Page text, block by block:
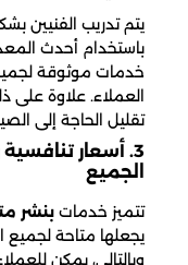
يتم تدريب الفنيين
باستخدام أحدث
خدمات موثوقة
العملاء. علاوة على
تقليل الحاجة إلى
3. أسعار
الجميع
تتميز خدمات بنشر
يجعلها متاحة لجميع
وبالتالي، يمكن